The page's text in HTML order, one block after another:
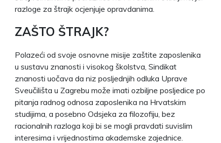
razloge za štrajk ocjenjuje opravdanima.
ZAŠTO ŠTRAJK?
Polazeći od svoje osnovne misije zaštite zaposlenika
u sustavu znanosti i visokog školstva, Sindikat
znanosti uočava da niz posljednjih odluka Uprave
Sveučilišta u Zagrebu može imati ozbiljne posljedice po
pitanja radnog odnosa zaposlenika na Hrvatskim
studijima, a posebno Odsjeka za filozofiju, bez
racionalnih razloga koji bi se mogli pravdati suvislim
interesima i vrijednostima akademske zajednice.